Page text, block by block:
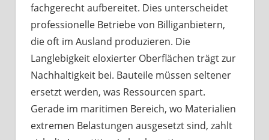
fachgerecht aufbereitet. Dies unterscheidet
professionelle Betriebe von Billiganbietern,
die oft im Ausland produzieren. Die
Langlebigkeit eloxierter Oberflächen trägt zur
Nachhaltigkeit bei. Bauteile müssen seltener
ersetzt werden, was Ressourcen spart.
Gerade im maritimen Bereich, wo Materialien
extremen Belastungen ausgesetzt sind, zahlt